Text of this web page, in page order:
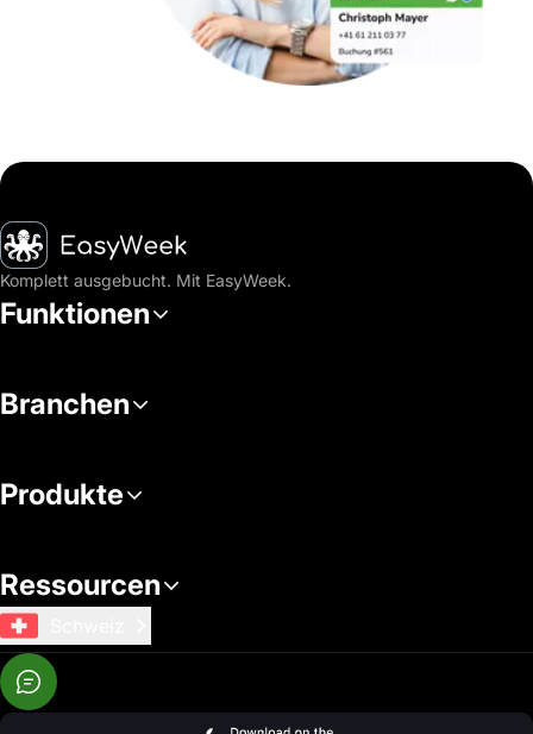
Startseite
Komplett ausgebucht. Mit EasyWeek.
Funktionen
Branchen
Produkte
Ressourcen